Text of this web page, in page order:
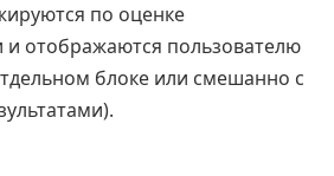
по оценке
и отображаются пользователю
блоке или смешанно с